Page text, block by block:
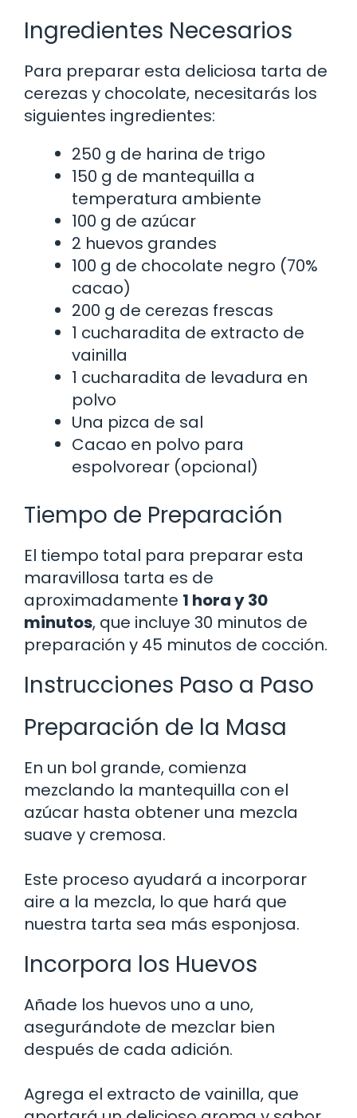
Ingredientes Necesarios
Para preparar esta deliciosa tarta de
cerezas y chocolate, necesitarás los
siguientes ingredientes:
250 g de harina de trigo
150 g de mantequilla a
temperatura ambiente
100 g de azúcar
2 huevos grandes
100 g de chocolate negro (70%
cacao)
200 g de cerezas frescas
1 cucharadita de extracto de
vainilla
1 cucharadita de levadura en
polvo
Una pizca de sal
Cacao en polvo para
espolvorear (opcional)
Tiempo de Preparación
El tiempo total para preparar esta
maravillosa tarta es de
aproximadamente 1 hora y 30
minutos, que incluye 30 minutos de
preparación y 45 minutos de cocción.
Instrucciones Paso a Paso
Preparación de la Masa
En un bol grande, comienza
mezclando la mantequilla con el
azúcar hasta obtener una mezcla
suave y cremosa.
Este proceso ayudará a incorporar
aire a la mezcla, lo que hará que
nuestra tarta sea más esponjosa.
Incorpora los Huevos
Añade los huevos uno a uno,
asegurándote de mezclar bien
después de cada adición.
Agrega el extracto de vainilla, que